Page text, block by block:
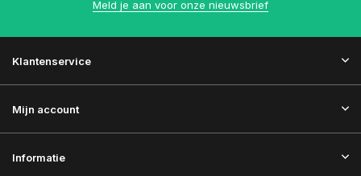
Meld je aan voor onze nieuwsbrief
Klantenservice
Mijn account
Informatie